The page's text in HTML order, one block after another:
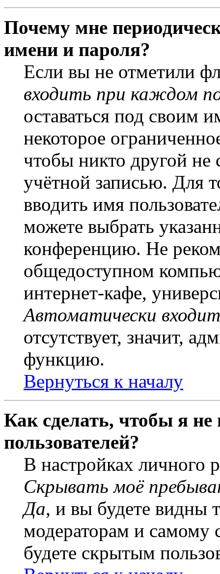
Почему мне
имени и пароля?
Если вы не отметили
входить при каждом
оставаться под своим
некоторое
чтобы никто другой не
учётной записью. Для
вводить имя
можете выбрать
конференцию. Не
общедоступном
интернет-кафе,
Автоматически
отсутствует, значит,
функцию.
Вернуться к началу
Как сделать, чтобы я
пользователей?
В настройках личного
Скрывать моё
Да, и вы будете видны
модераторам и самому
будете скрытым